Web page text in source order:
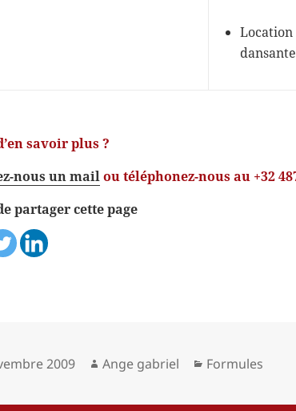
Location
savoir plus ?
nous un mailou téléphonez-nous au +32
partager cette page
2009 Auteur
Ange gabriel Catégories
Formules